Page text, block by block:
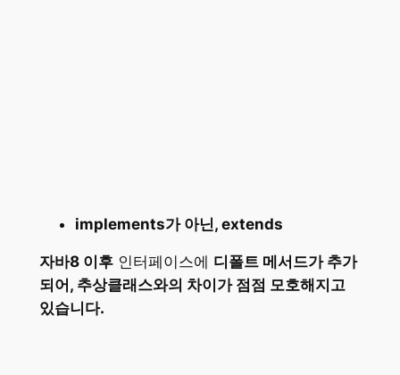
implements가 아닌, extends
자바8 이후인터페이스에 디폴트 메서드가 추가
되어, 추상클래스와의 차이가 점점 모호해지고
있습니다.